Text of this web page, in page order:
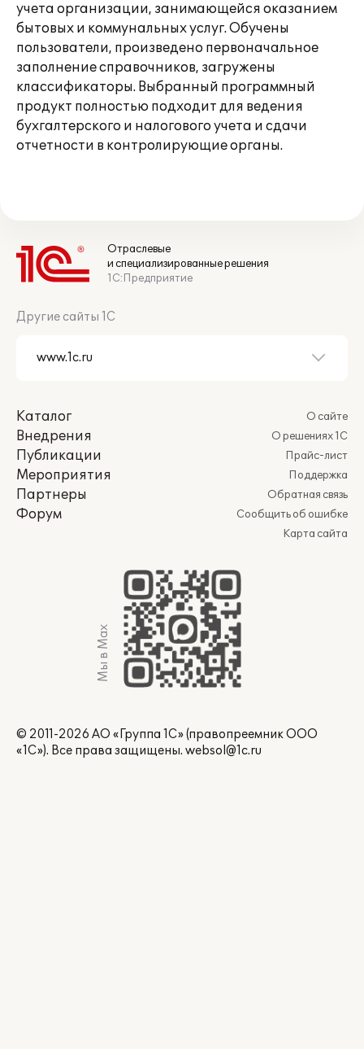
учета организации, занимающейся оказанием
бытовых и коммунальных услуг. Обучены
пользователи, произведено первоначальное
заполнение справочников, загружены
классификаторы. Выбранный программный
продукт полностью подходит для ведения
бухгалтерского и налогового учета и сдачи
отчетности в контролирующие органы.
Отраслевые
и специализированные решения
1С:Предприятие
Другие сайты 1С
Каталог
Внедрения
Публикации
Мероприятия
Партнеры
Форум
О сайте
О решениях 1С
Прайс-лист
Поддержка
Обратная связь
Сообщить об ошибке
Карта сайта
Мы в Max
© 2011-2026 АО «Группа 1С» (правопреемник ООО
«1С»). Все права защищены. websol@1c.ru